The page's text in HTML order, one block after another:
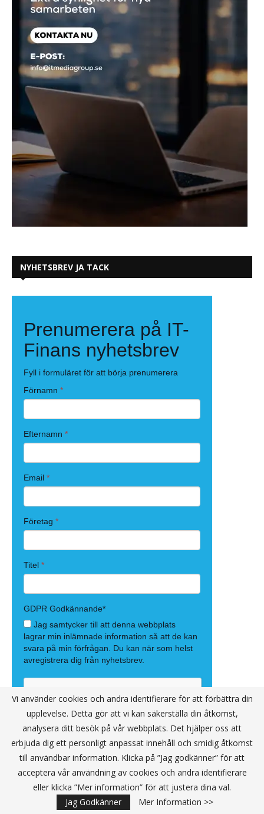
NYHETSBREV JA TACK
Vi använder cookies och andra identifierare för att förbättra din
upplevelse. Detta gör att vi kan säkerställa din åtkomst,
analysera ditt besök på vår webbplats. Det hjälper oss att
erbjuda dig ett personligt anpassat innehåll och smidig åtkomst
till användbar information. Klicka på ”Jag godkänner” för att
acceptera vår användning av cookies och andra identifierare
eller klicka ”Mer information” för att justera dina val.
Jag Godkänner
Mer Information >>